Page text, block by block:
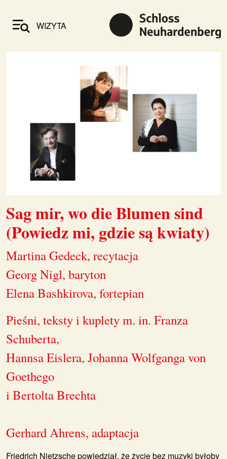
WIZYTA
Sag mir, wo die Blumen sind
(Powiedz mi, gdzie są kwiaty)
Martina Gedeck, recytacja
Georg Nigl, baryton
Elena Bashkirova, fortepian
Pieśni, teksty i kuplety m. in. Franza
Schuberta,
Hannsa Eislera, Johanna Wolfganga von
Goethego
i Bertolta Brechta
Gerhard Ahrens, adaptacja
Friedrich Nietzsche powiedział, że życie bez muzyki byłoby